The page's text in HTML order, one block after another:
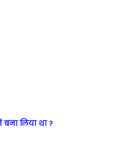
लिया था ?